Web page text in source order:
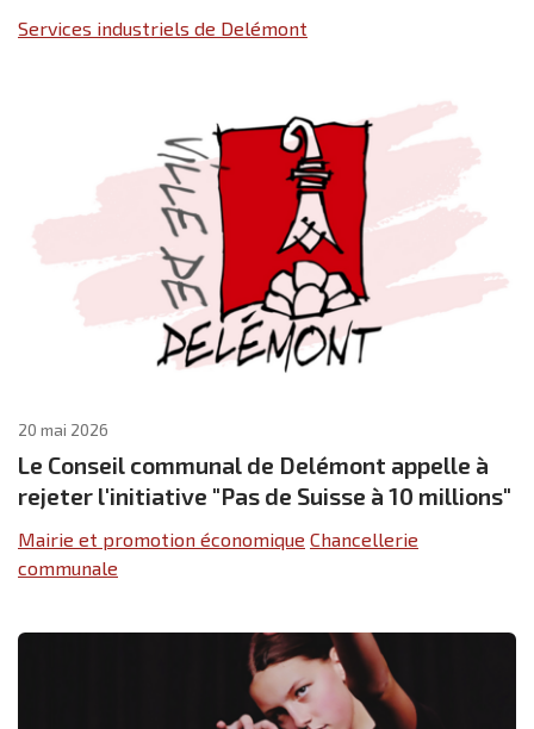
Services industriels de Delémont
20 mai 2026
Le Conseil communal de Delémont appelle à
rejeter l'initiative "Pas de Suisse à 10 millions"
Mairie et promotion économique Chancellerie
communale